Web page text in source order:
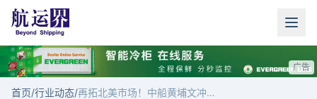
广告
首页/行业动态/ 再拓北美市场！中船黄埔文冲接获2艘火车运输船订单